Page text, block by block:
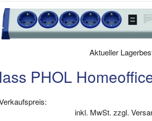
Aktueller
PHOL
inkl. MwSt. zzgl.